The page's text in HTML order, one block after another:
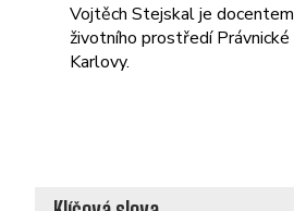
Vojtěch Stejskal je
životního prostředí
Karlovy.